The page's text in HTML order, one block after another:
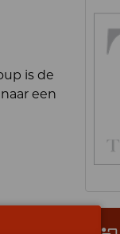
is de
een